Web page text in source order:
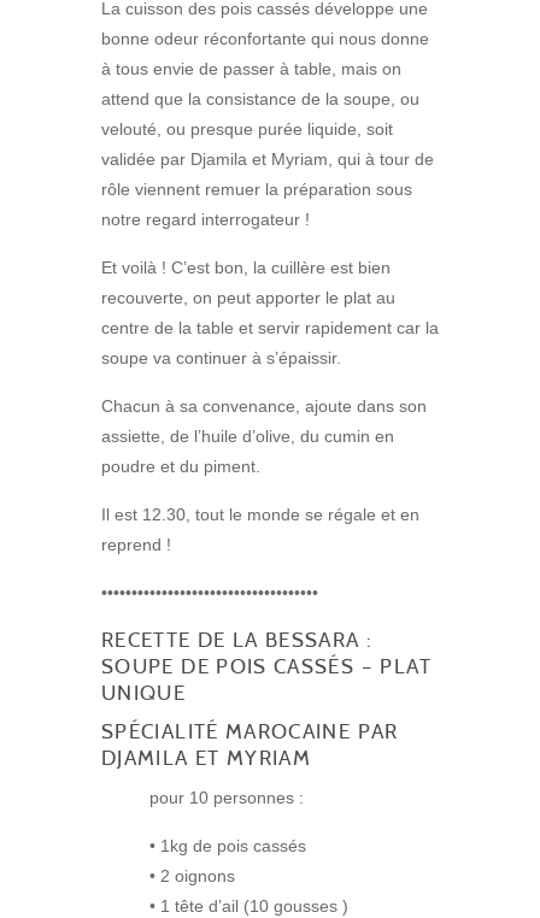
La cuisson des pois cassés développe une
bonne odeur réconfortante qui nous donne
à tous envie de passer à table, mais on
attend que la consistance de la soupe, ou
velouté, ou presque purée liquide, soit
validée par Djamila et Myriam, qui à tour de
rôle viennent remuer la préparation sous
notre regard interrogateur !
Et voilà ! C’est bon, la cuillère est bien
recouverte, on peut apporter le plat au
centre de la table et servir rapidement car la
soupe va continuer à s’épaissir.
Chacun à sa convenance, ajoute dans son
assiette, de l’huile d’olive, du cumin en
poudre et du piment.
Il est 12.30, tout le monde se régale et en
reprend !
••••••••••••••••••••••••••••••••••••
RECETTE DE LA BESSARA :
SOUPE DE POIS CASSÉS – PLAT
UNIQUE
SPÉCIALITÉ MAROCAINE PAR
DJAMILA ET MYRIAM
pour 10 personnes :
• 1kg de pois cassés
• 2 oignons
• 1 tête d’ail (10 gousses )